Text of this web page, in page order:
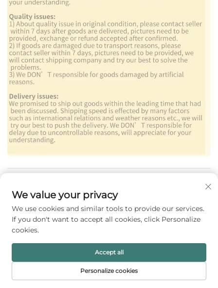
よくある質問
私達から何を買えるの?
紙製ボックス、ジュエリーボックス、紙袋、化粧品
ボックス、ワインボックス
We value your privacy
We use cookies and similar tools to provide our services.
If you don't want to accept all cookies, click Personalize
cookies.
Personalize cookies
Accept all